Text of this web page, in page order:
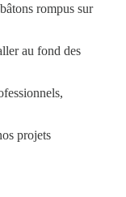
rompus sur
au fond des
projets